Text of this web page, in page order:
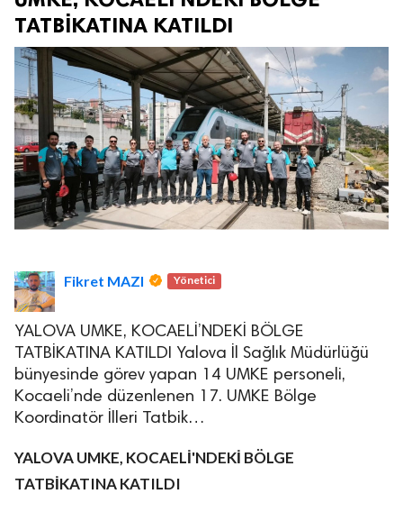
TATBİKATINA KATILDI
Fikret MAZI Yönetici
YALOVA UMKE, KOCAELİ’NDEKİ BÖLGE
TATBİKATINA KATILDI Yalova İl Sağlık Müdürlüğü
bünyesinde görev yapan 14 UMKE personeli,
Kocaeli’nde düzenlenen 17. UMKE Bölge
Koordinatör İlleri Tatbik…
YALOVA UMKE, KOCAELİ'NDEKİ BÖLGE
TATBİKATINA KATILDI